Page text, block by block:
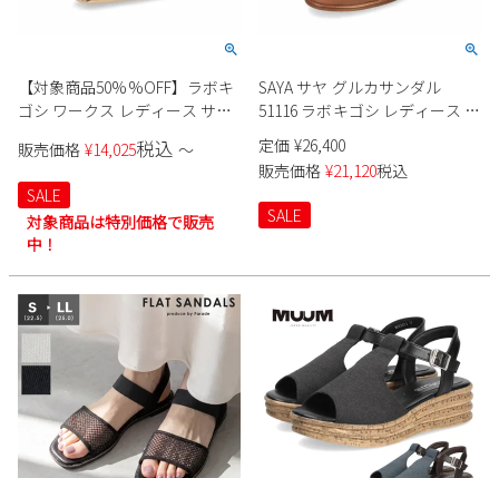
【対象商品50%%OFF】ラボキ
ゴシ ワークス レディース サン
カサンダル 黒 ブラック アイボ
リー RABOKIGOSHI works
販売価格 ¥14,025税込 〜
SALE
対象商品は特別価格で販売
中！
SAYA サヤ グルカサンダル
51116 ラボキゴシ レディース 靴
ストラップ サンダル 本革 ブラ
ック ブラウン レザー 日本製 ラ
ボキゴシ
定価 ¥26,400
販売価格 ¥21,120税込
SALE